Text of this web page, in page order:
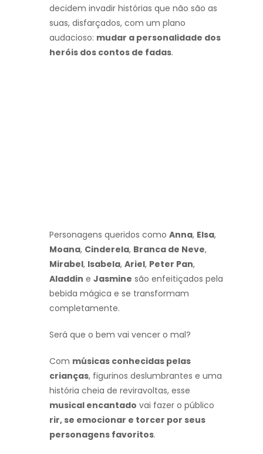
decidem invadir histórias que não são as
suas, disfarçados, com um plano
audacioso: mudar a personalidade dos
heróis dos contos de fadas.
Personagens queridos como Anna, Elsa,
Moana, Cinderela, Branca de Neve,
Mirabel, Isabela, Ariel, Peter Pan,
Aladdin e Jasmine são enfeitiçados pela
bebida mágica e se transformam
completamente.
Será que o bem vai vencer o mal?
Com músicas conhecidas pelas
crianças, figurinos deslumbrantes e uma
história cheia de reviravoltas, esse
musical encantado vai fazer o público
rir, se emocionar e torcer por seus
personagens favoritos.